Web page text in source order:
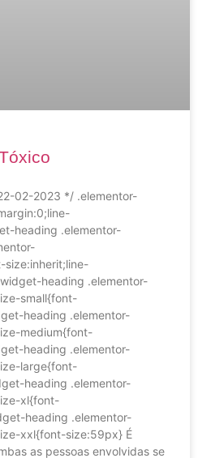
02-2023 */ .elementor-
heading .elementor-
size:inherit;line-
heading .elementor-
small{font-
heading .elementor-
medium{font-
heading .elementor-
large{font-
heading .elementor-
xl{font-
heading .elementor-
xxl{font-size:59px} É
as pessoas envolvidas se